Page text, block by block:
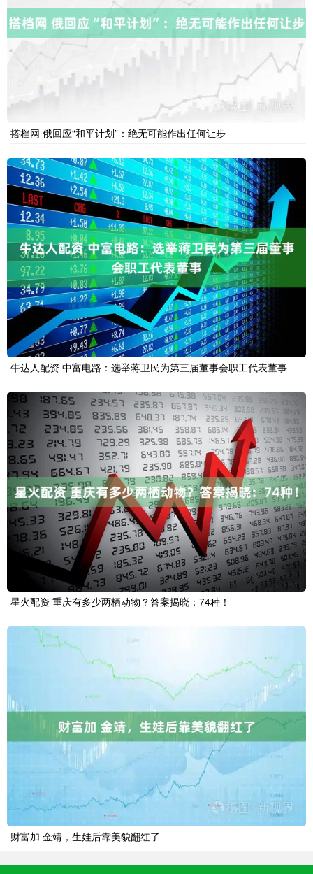
搭档网 俄回应“和平计划”：绝无可能作出任何让步
牛达人配资 中富电路：选举蒋卫民为第三届董事会职工代表董事
星火配资 重庆有多少两栖动物？答案揭晓：74种！
财富加 金靖，生娃后靠美貌翻红了